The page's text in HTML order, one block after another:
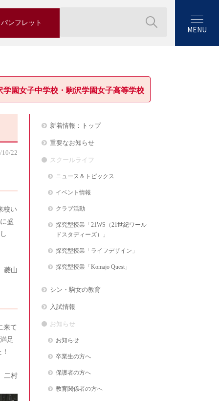
パンフレット
MENU
学園女子中学校・駒沢学園女子高等学校
10/22
校い
盛
菱山
来て
足
二村
新着情報：トップ
重要なお知らせ
スクールライフ
ニュース＆トピックス
イベント情報
クラブ活動
探究型授業「21WS（21世紀ワール
ドスタディーズ）」
探究型授業「ライフデザイン」
探究型授業「Komajo Quest」
シン・駒女の教育
入試情報
お知らせ
お知らせ
卒業生の方へ
保護者の方へ
教育関係者の方へ